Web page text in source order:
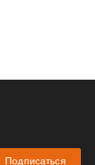
Подписаться